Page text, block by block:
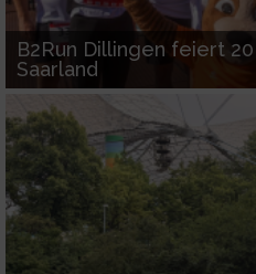
B2Run Dillingen feiert
Saarland
Notwendig
Performance
Funktional
Werbung